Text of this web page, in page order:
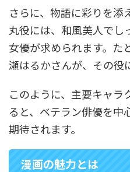
さらに、物語に彩りを添
丸役には、和風美人でし
女優が求められます。た
瀬はるかさんが、その役
このように、主要キャラ
ると、ベテラン俳優を中
期待されます。
漫画の魅力とは